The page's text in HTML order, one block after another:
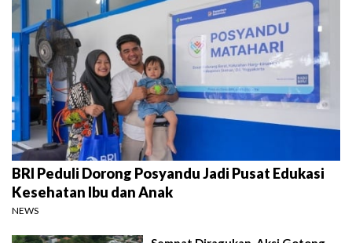
BRI Peduli Dorong Posyandu Jadi Pusat Edukasi
Kesehatan Ibu dan Anak
NEWS